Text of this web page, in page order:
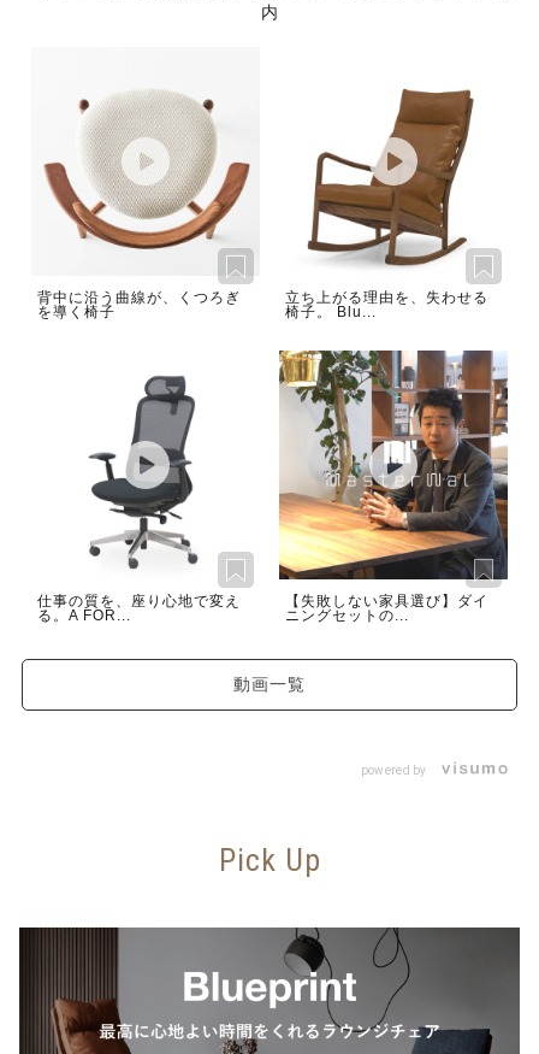
内
背中に沿う曲線が、くつろぎ
を導く椅子
立ち上がる理由を、失わせる
椅子。 Blu...
仕事の質を、座り心地で変え
る。A FOR...
【失敗しない家具選び】ダイ
ニングセットの...
動画一覧
powered by
Pick Up